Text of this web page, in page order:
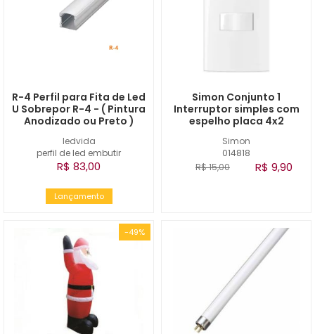
ledvida
perfil de led embutir
R-4 Perfil para Fita de Led
U Sobrepor R-4 - ( Pintura
Anodizado ou Preto )
R$ 83,00
Lançamento
Simon
014818
Simon Conjunto 1
Interruptor simples com
espelho placa 4x2
R$ 15,00 R$ 9,90
-49%